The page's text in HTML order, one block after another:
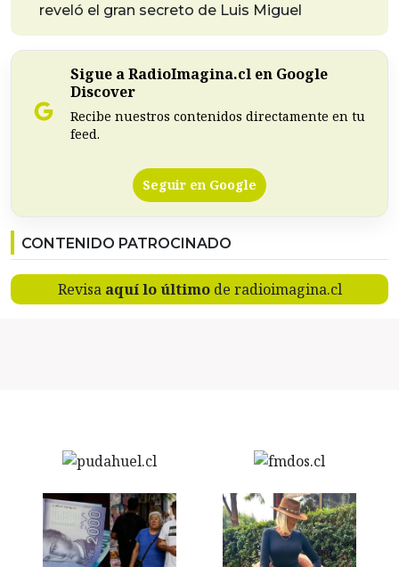
reveló el gran secreto de Luis Miguel
Sigue a RadioImagina.cl en Google
Discover
Recibe nuestros contenidos directamente en tu
feed.
Seguir en Google
CONTENIDO PATROCINADO
Revisa aquí lo últimode radioimagina.cl